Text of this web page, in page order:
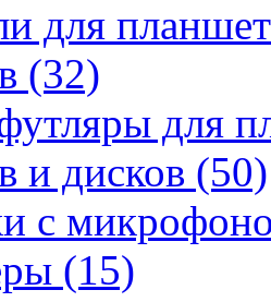
для
(32)
для
и дисков (50)
с
(15)